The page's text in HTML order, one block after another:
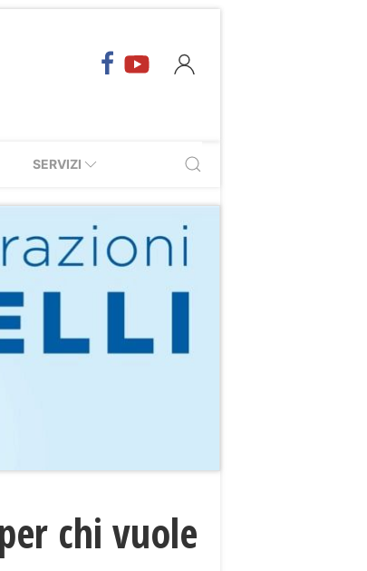
SERVIZI
chi vuole